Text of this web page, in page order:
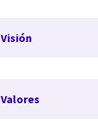
Visión
Valores